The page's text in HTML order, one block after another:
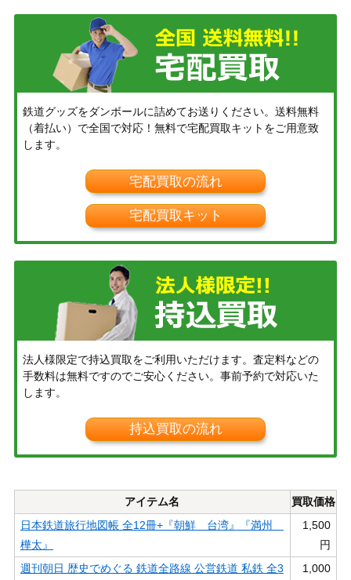
鉄道グッズをダンボールに詰めてお送りください。送料無料
（着払い）で全国で対応！無料で宅配買取キットをご用意致
します。
宅配買取の流れ
宅配買取キット
法人様限定で持込買取をご利用いただけます。査定料などの
手数料は無料ですのでご安心ください。事前予約で対応いた
します。
持込買取の流れ
アイテム名
買取価格
日本鉄道旅行地図帳 全12冊+『朝鮮 台湾』『満州
樺太』
1,500
円
週刊朝日 歴史でめぐる 鉄道全路線 公営鉄道 私鉄 全3
1,000